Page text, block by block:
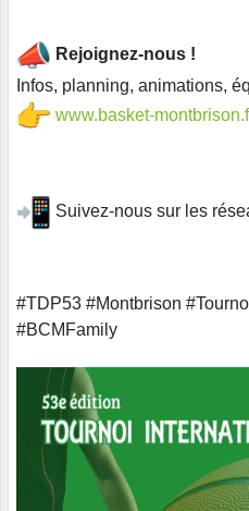
Rejoignez-nous !
Infos, planning, animations,
www.basket-
Suivez-nous sur les
#TDP53 #Montbrison
#BCMFamily